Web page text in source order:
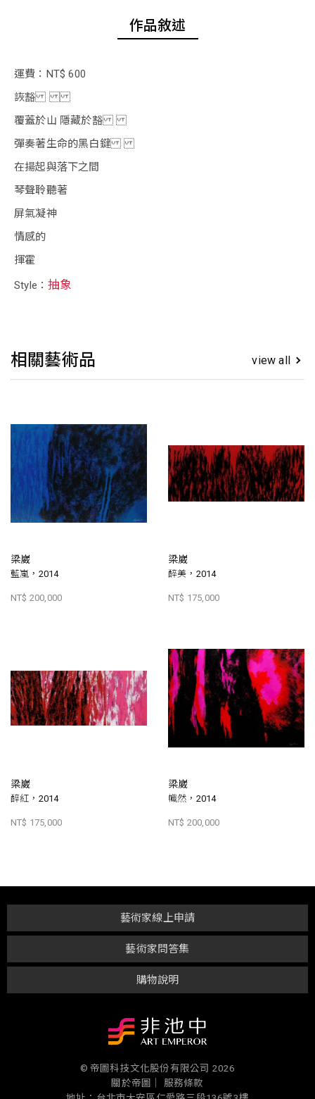
作品敘述
運費：NT$ 600
詼豁
覆蓋於山 隱藏於豁
彈奏著生命的黑白鍵
在揚起與落下之間
琴聲聆聽著
屏氣凝神
情感的
揮霍
Style：抽象
相關藝術品 view all
梁崴
藍嵐，2014
NT$ 200,000
梁崴
醉美，2014
NT$ 175,000
梁崴
醉紅，2014
NT$ 175,000
梁崴
幟然，2014
NT$ 200,000
購物說明
藝術家問答集
藝術家線上申請
© 帝圖科技文化股份有限公司 2026
關於帝圖｜
服務條款